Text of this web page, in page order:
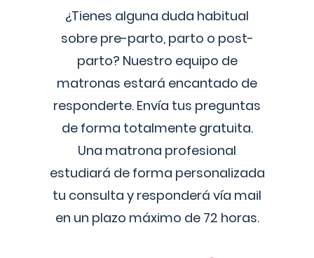
¿Tienes alguna duda habitual
sobre pre-parto, parto o post-
parto? Nuestro equipo de
matronas estará encantado de
responderte. Envía tus preguntas
de forma totalmente gratuita.
Una matrona profesional
estudiará de forma personalizada
tu consulta y responderá vía mail
en un plazo máximo de 72 horas.